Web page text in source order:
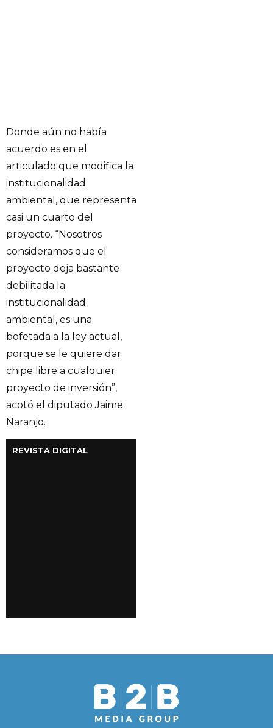
Donde aún no había
acuerdo es en el
articulado que modifica la
institucionalidad
ambiental, que representa
casi un cuarto del
proyecto. “Nosotros
consideramos que el
proyecto deja bastante
debilitada la
institucionalidad
ambiental, es una
bofetada a la ley actual,
porque se le quiere dar
chipe libre a cualquier
proyecto de inversión”,
acotó el diputado Jaime
Naranjo.
REVISTA DIGITAL